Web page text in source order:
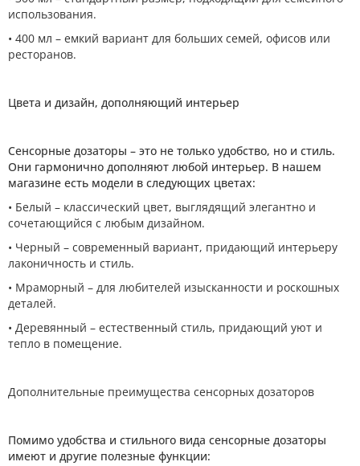
использования.
• 400 мл – емкий вариант для больших семей, офисов или
ресторанов.
Цвета и дизайн, дополняющий интерьер
Сенсорные дозаторы – это не только удобство, но и стиль.
Они гармонично дополняют любой интерьер. В нашем
магазине есть модели в следующих цветах:
• Белый – классический цвет, выглядящий элегантно и
сочетающийся с любым дизайном.
• Черный – современный вариант, придающий интерьеру
лаконичность и стиль.
• Мраморный – для любителей изысканности и роскошных
деталей.
• Деревянный – естественный стиль, придающий уют и
тепло в помещение.
Дополнительные преимущества сенсорных дозаторов
Помимо удобства и стильного вида сенсорные дозаторы
имеют и другие полезные функции: